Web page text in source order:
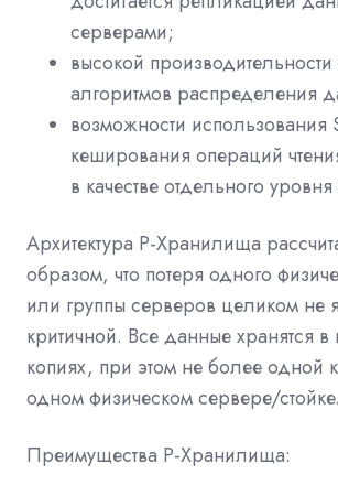
серверами;
высокой
алгоритмов распределения
возможности использования
кеширования операций
в качестве отдельного
Архитектура Р-Хранилища
образом, что потеря одного
или группы серверов целиком не
критичной. Все данные хранятся в
копиях, при этом не более одной
одном физическом сервере/стойке.
Преимущества Р-Хранилища: